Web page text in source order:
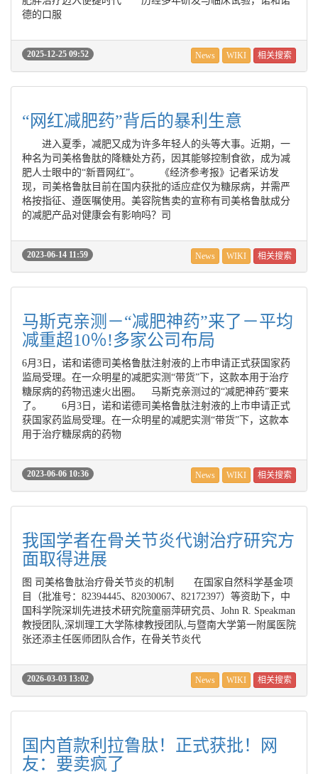
德的口服
2025-12-25 09:52 News WIKI 相关搜索
“网红减肥药”背后的暴利生意
进入夏季，减肥又成为许多年轻人的头等大事。近期，一
种名为司美格鲁肽的降糖处方药，因其能够控制食欲，成为减
肥人士眼中的“新晋网红”。 《经济参考报》记者采访发
现，司美格鲁肽目前在国内获批的适应症仅为糖尿病，并需严
格按指征、遵医嘱使用。美容院售卖的宣称有司美格鲁肽成分
的减肥产品对健康会有影响吗？司
2023-06-14 11:59 News WIKI 相关搜索
马斯克亲测－“减肥神药”来了－平均
减重超10％!多家公司布局
6月3日，诺和诺德司美格鲁肽注射液的上市申请正式获国家药
监局受理。在一众明星的减肥实测“带货”下，这款本用于治疗
糖尿病的药物迅速火出圈。 马斯克亲测过的“减肥神药”要来
了。 6月3日，诺和诺德司美格鲁肽注射液的上市申请正式
获国家药监局受理。在一众明星的减肥实测“带货”下，这款本
用于治疗糖尿病的药物
2023-06-06 10:36 News WIKI 相关搜索
我国学者在骨关节炎代谢治疗研究方
面取得进展
图 司美格鲁肽治疗骨关节炎的机制 在国家自然科学基金项
目（批准号：82394445、82030067、82172397）等资助下，中
国科学院深圳先进技术研究院童丽萍研究员、John R. Speakman
教授团队,深圳理工大学陈棣教授团队,与暨南大学第一附属医院
张还添主任医师团队合作，在骨关节炎代
2026-03-03 13:02 News WIKI 相关搜索
国内首款利拉鲁肽！正式获批！网
友：要卖疯了